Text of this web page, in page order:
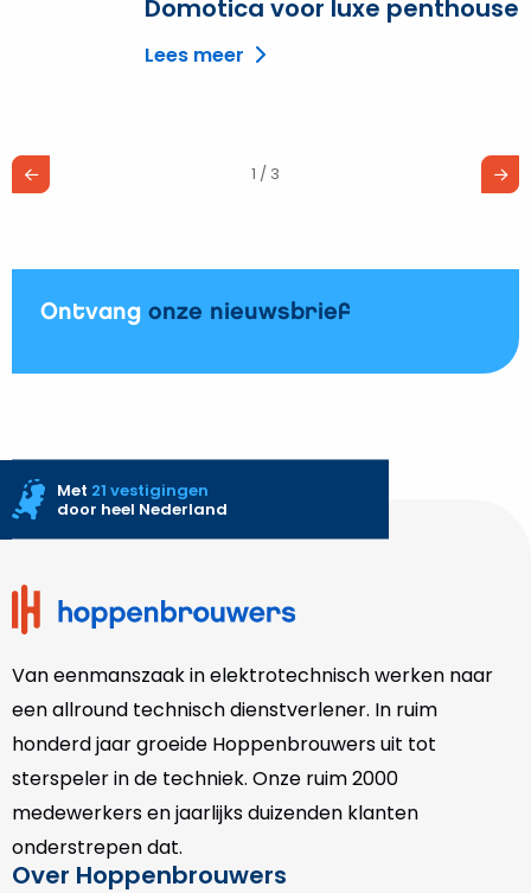
Domotica voor luxe penthouse
Lees meer
1 / 3
Ontvang onze nieuwsbrief
Site
Met 21 vestigingen
door heel Nederland
Van eenmanszaak in elektrotechnisch werken naar
een allround technisch dienstverlener. In ruim
honderd jaar groeide Hoppenbrouwers uit tot
sterspeler in de techniek. Onze ruim 2000
medewerkers en jaarlijks duizenden klanten
onderstrepen dat.
Over Hoppenbrouwers